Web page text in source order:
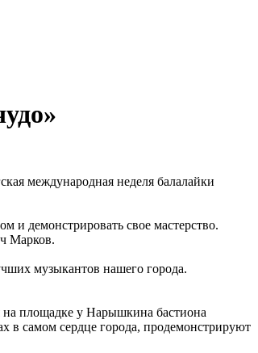
международная неделя балалайки
и демонстрировать свое мастерство.
Марков.
музыкантов нашего города.
на площадке у Нарышкина бастиона
в самом сердце города, продемонстрируют